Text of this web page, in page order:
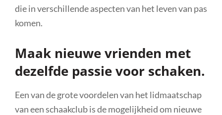
die in verschillende aspecten van het leven van pas
komen.
Maak nieuwe vrienden met
dezelfde passie voor schaken.
Een van de grote voordelen van het lidmaatschap
van een schaakclub is de mogelijkheid om nieuwe